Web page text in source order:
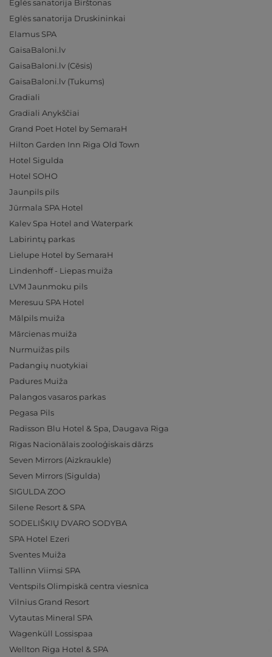
Eglės sanatorija Birštonas
Eglės sanatorija Druskininkai
Elamus SPA
GaisaBaloni.lv
GaisaBaloni.lv (Cēsis)
GaisaBaloni.lv (Tukums)
Gradiali
Gradiali Anykščiai
Grand Poet Hotel by SemaraH
Hilton Garden Inn Riga Old Town
Hotel Sigulda
Hotel SOHO
Jaunpils pils
Jūrmala SPA Hotel
Kalev Spa Hotel and Waterpark
Labirintų parkas
Lielupe Hotel by SemaraH
Lindenhoff - Liepas muiža
LVM Jaunmoku pils
Meresuu SPA Hotel
Mālpils muiža
Mārcienas muiža
Nurmuižas pils
Padangių nuotykiai
Padures Muiža
Palangos vasaros parkas
Pegasa Pils
Radisson Blu Hotel & Spa, Daugava Riga
Rīgas Nacionālais zooloģiskais dārzs
Seven Mirrors (Aizkraukle)
Seven Mirrors (Sigulda)
SIGULDA ZOO
Silene Resort & SPA
SODELIŠKIŲ DVARO SODYBA
SPA Hotel Ezeri
Sventes Muiža
Tallinn Viimsi SPA
Ventspils Olimpiskā centra viesnīca
Vilnius Grand Resort
Vytautas Mineral SPA
Wagenküll Lossispaa
Wellton Riga Hotel & SPA